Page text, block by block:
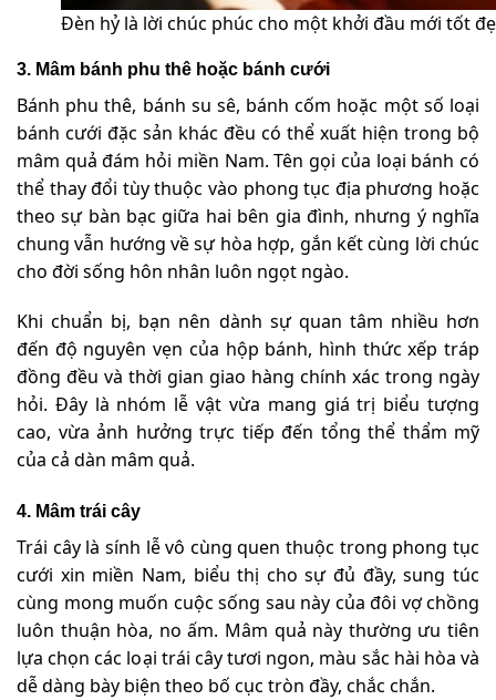
Đèn hỷ là lời chúc phúc cho một khởi đầu mới tốt
3. Mâm bánh phu thê hoặc bánh cưới
Bánh phu thê, bánh su sê, bánh cốm hoặc một số loại
bánh cưới đặc sản khác đều có thể xuất hiện trong bộ
mâm quả đám hỏi miền Nam. Tên gọi của loại bánh có
thể thay đổi tùy thuộc vào phong tục địa phương hoặc
theo sự bàn bạc giữa hai bên gia đình, nhưng ý nghĩa
chung vẫn hướng về sự hòa hợp, gắn kết cùng lời chúc
cho đời sống hôn nhân luôn ngọt ngào.
Khi chuẩn bị, bạn nên dành sự quan tâm nhiều hơn
đến độ nguyên vẹn của hộp bánh, hình thức xếp tráp
đồng đều và thời gian giao hàng chính xác trong ngày
hỏi. Đây là nhóm lễ vật vừa mang giá trị biểu tượng
cao, vừa ảnh hưởng trực tiếp đến tổng thể thẩm mỹ
của cả dàn mâm quả.
4. Mâm trái cây
Trái cây là sính lễ vô cùng quen thuộc trong phong tục
cưới xin miền Nam, biểu thị cho sự đủ đầy, sung túc
cùng mong muốn cuộc sống sau này của đôi vợ chồng
luôn thuận hòa, no ấm. Mâm quả này thường ưu tiên
lựa chọn các loại trái cây tươi ngon, màu sắc hài hòa và
dễ dàng bày biện theo bố cục tròn đầy, chắc chắn.